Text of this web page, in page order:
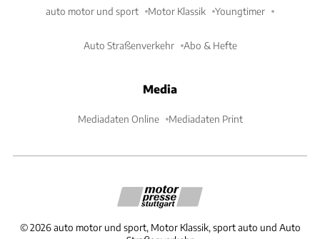
auto motor und sport Motor Klassik Youngtimer
Auto Straßenverkehr Abo & Hefte
Media
Mediadaten Online Mediadaten Print
©2026 auto motor und sport, Motor Klassik, sport auto und Auto